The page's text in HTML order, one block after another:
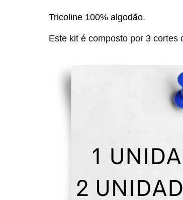
Tricoline 100% algodão.
Este kit é composto por 3 cortes